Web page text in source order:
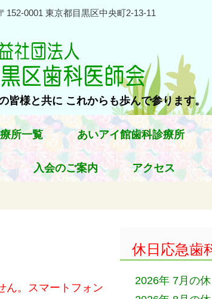
152-0001 東京都目黒区中央町2-13-11
皆様と共に これからも歩んで参ります。
所一覧 あいアイ館歯科診療所
入会のご案内 アクセス
ん。スマートフォン
休日応急歯
2026年 7月の